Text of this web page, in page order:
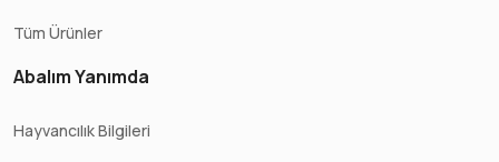
Tüm Ürünler
Abalım Yanımda
Hayvancılık Bilgileri